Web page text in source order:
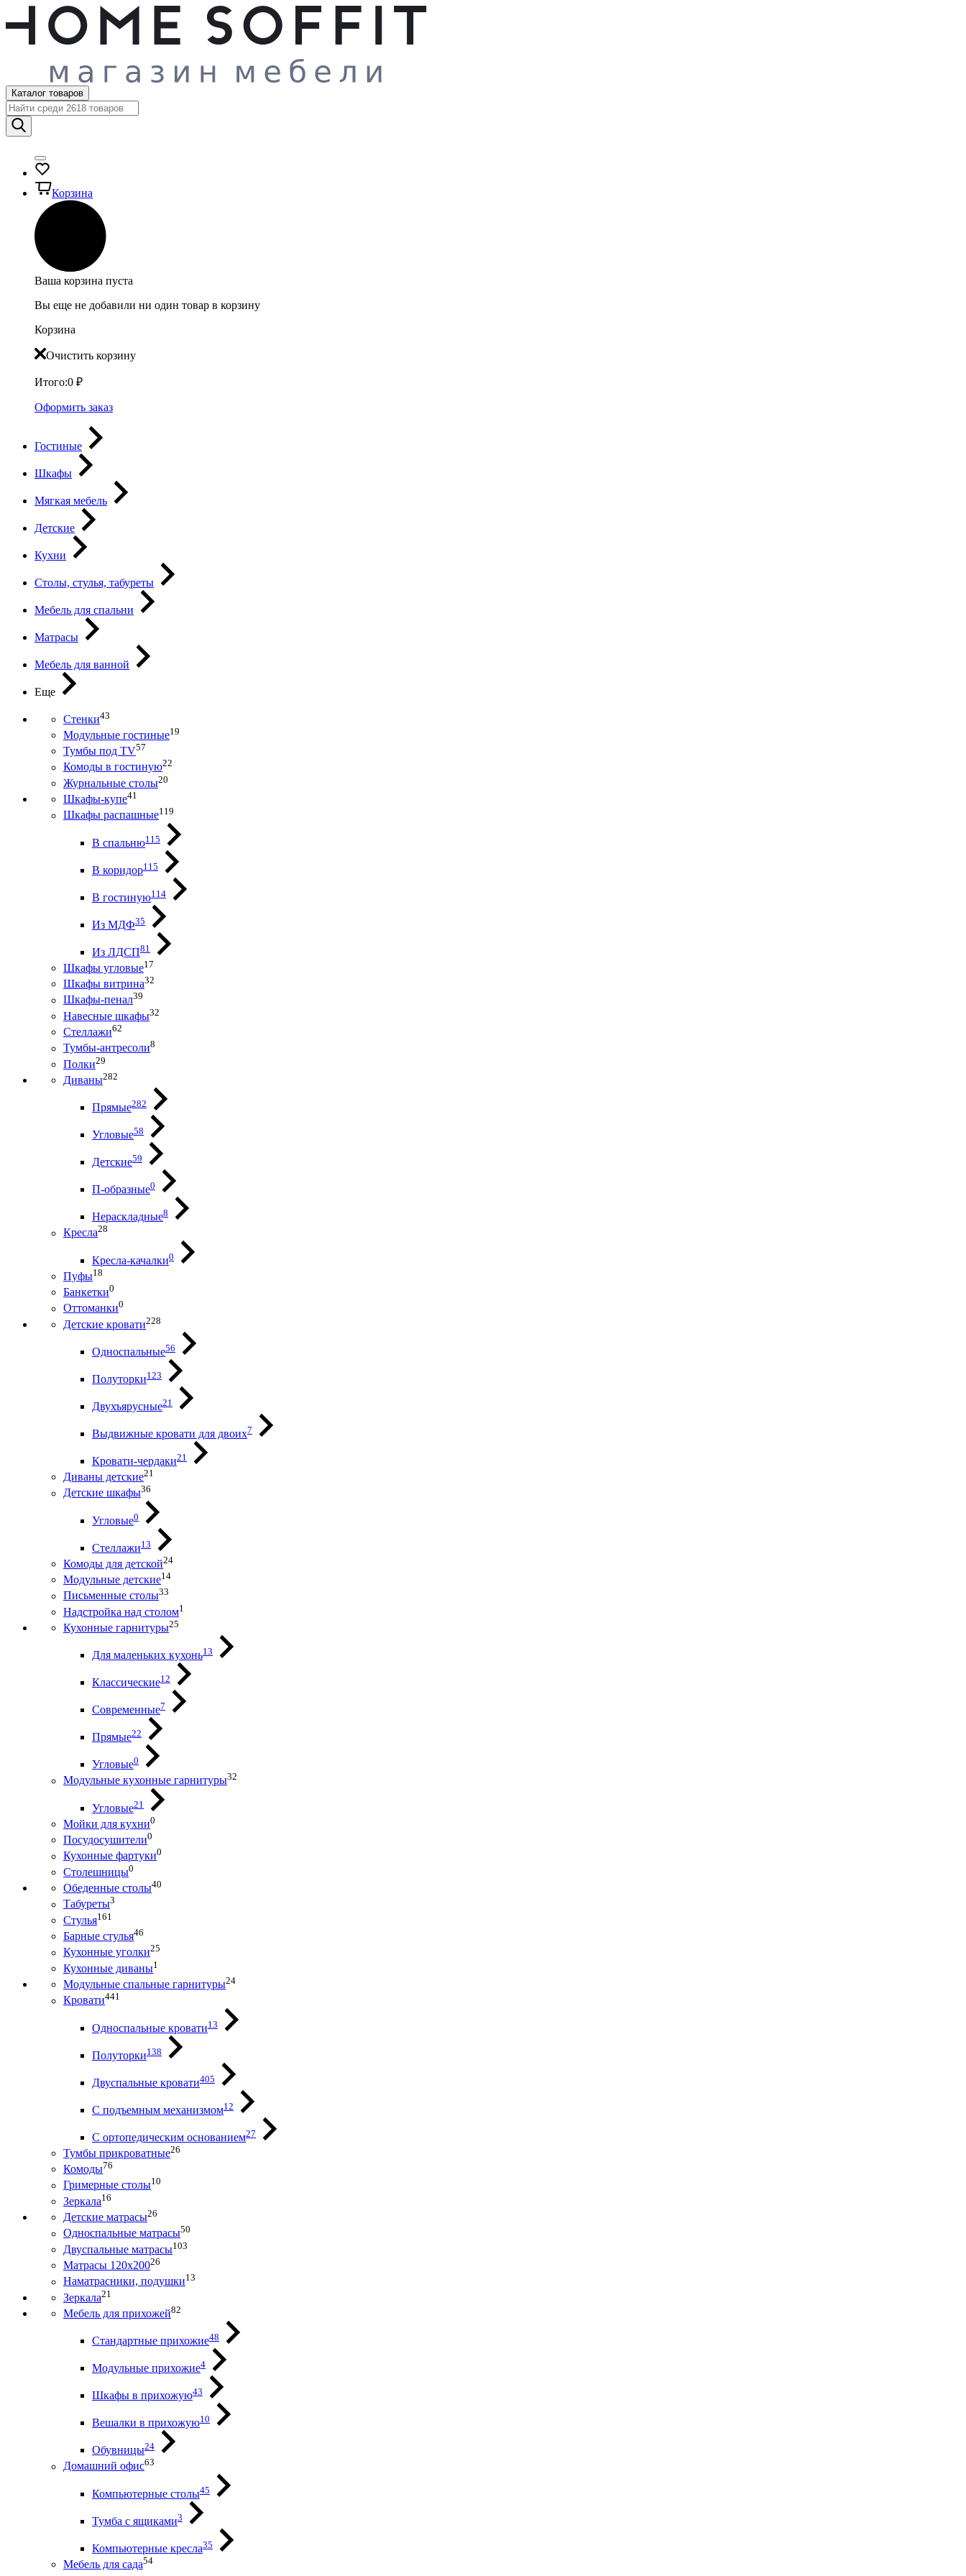
Каталог товаров
Корзина
Ваша корзина пуста
Вы еще не добавили ни один товар в корзину
Корзина
Очистить корзину
Итого:0 ₽
Оформить заказ
Гостиные
Шкафы
Мягкая мебель
Детские
Кухни
Столы, стулья, табуреты
Мебель для спальни
Матрасы
Мебель для ванной
Еще
Стенки43
Модульные гостиные19
Тумбы под ТV57
Комоды в гостиную22
Журнальные столы20
Шкафы-купе41
Шкафы распашные119
В спальню115
В коридор115
В гостиную114
Из МДФ35
Из ЛДСП81
Шкафы угловые17
Шкафы витрина32
Шкафы-пенал39
Навесные шкафы32
Стеллажи62
Тумбы-антресоли8
Полки29
Диваны282
Прямые282
Угловые58
Детские59
П-образные0
Нераскладные8
Кресла28
Кресла-качалки0
Пуфы18
Банкетки0
Оттоманки0
Детские кровати228
Односпальные56
Полуторки123
Двухъярусные21
Выдвижные кровати для двоих7
Кровати-чердаки21
Диваны детские21
Детские шкафы36
Угловые0
Стеллажи13
Комоды для детской24
Модульные детские14
Письменные столы33
Надстройка над столом1
Кухонные гарнитуры25
Для маленьких кухонь13
Классические12
Современные7
Прямые22
Угловые0
Модульные кухонные гарнитуры32
Угловые21
Мойки для кухни0
Посудосушители0
Кухонные фартуки0
Столешницы0
Обеденные столы40
Табуреты3
Стулья161
Барные стулья46
Кухонные уголки25
Кухонные диваны1
Модульные спальные гарнитуры24
Кровати441
Односпальные кровати13
Полуторки138
Двуспальные кровати405
С подъемным механизмом12
С ортопедическим основанием27
Тумбы прикроватные26
Комоды76
Гримерные столы10
Зеркала16
Детские матрасы26
Односпальные матрасы50
Двуспальные матрасы103
Матрасы 120х20026
Наматрасники, подушки13
Зеркала21
Мебель для прихожей82
Стандартные прихожие48
Модульные прихожие4
Шкафы в прихожую43
Вешалки в прихожую10
Обувницы24
Домашний офис63
Компьютерные столы45
Тумба с ящиками3
Компьютерные кресла35
Мебель для сада54